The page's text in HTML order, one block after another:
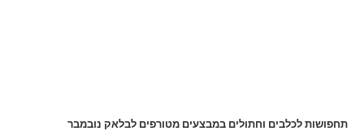
תחפושות לכלבים וחתולים במבצעים מטורפים לבלאק נובמבר